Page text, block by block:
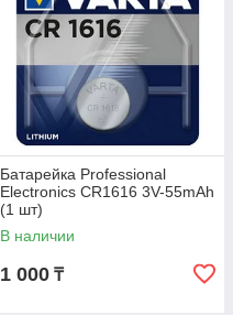
Батарейка Professional
Electronics CR1616 3V-55mAh
(1 шт)
В наличии
1 000 ₸